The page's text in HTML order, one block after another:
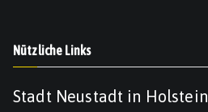
Nützliche Links
Stadt Neustadt in Holstein